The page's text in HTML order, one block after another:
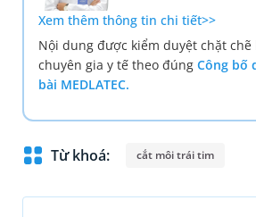
Xem thêm thông tin chi tiết>>
Nội dung được kiểm duyệt chặt
chuyên gia y tế theo đúng Công bố
bài MEDLATEC.
Từ khoá: cắt môi trái tim